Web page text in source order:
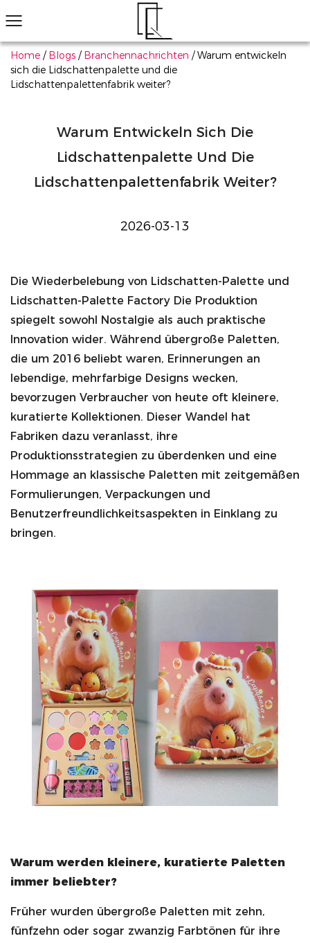
Home / Blogs / Branchennachrichten /Warum entwickeln
sich die Lidschattenpalette und die
Lidschattenpalettenfabrik weiter?
Warum Entwickeln Sich Die
Lidschattenpalette Und Die
Lidschattenpalettenfabrik Weiter?
2026-03-13
Die Wiederbelebung von Lidschatten-Palette und
Lidschatten-Palette Factory Die Produktion
spiegelt sowohl Nostalgie als auch praktische
Innovation wider. Während übergroße Paletten,
die um 2016 beliebt waren, Erinnerungen an
lebendige, mehrfarbige Designs wecken,
bevorzugen Verbraucher von heute oft kleinere,
kuratierte Kollektionen. Dieser Wandel hat
Fabriken dazu veranlasst, ihre
Produktionsstrategien zu überdenken und eine
Hommage an klassische Paletten mit zeitgemäßen
Formulierungen, Verpackungen und
Benutzerfreundlichkeitsaspekten in Einklang zu
bringen.
Warum werden kleinere, kuratierte Paletten
immer beliebter?
Früher wurden übergroße Paletten mit zehn,
fünfzehn oder sogar zwanzig Farbtönen für ihre